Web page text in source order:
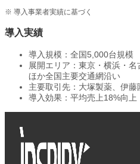
※ 導入事業者実績に基づく
導入実績
導入規模：全国5,000台規模
展開エリア：東京・横浜・
ほか全国主要交通網沿い
主要取引先：大塚製薬、伊
導入効果：平均売上18%向上